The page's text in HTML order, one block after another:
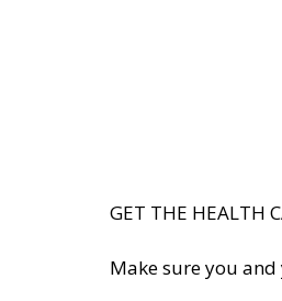
GET THE HEALTH
Make sure you